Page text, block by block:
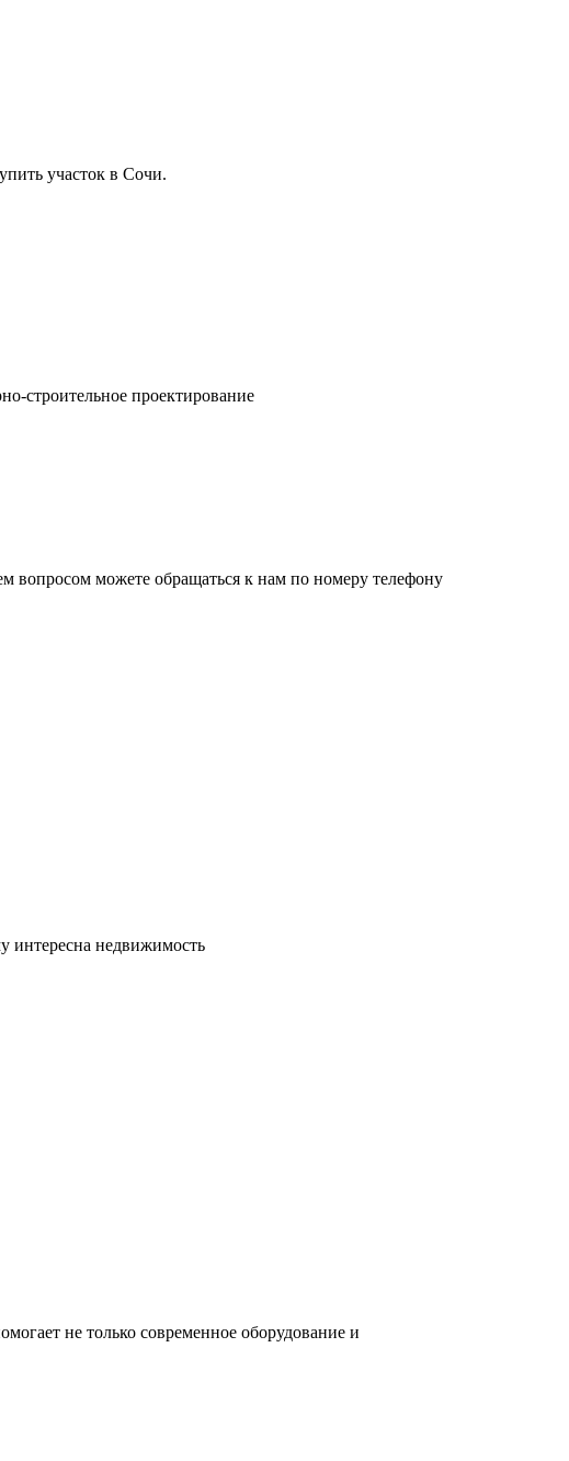
участок в Сочи.
строительное проектирование
вопросом можете обращаться к нам по номеру телефону
интересна недвижимость
не только современное оборудование и